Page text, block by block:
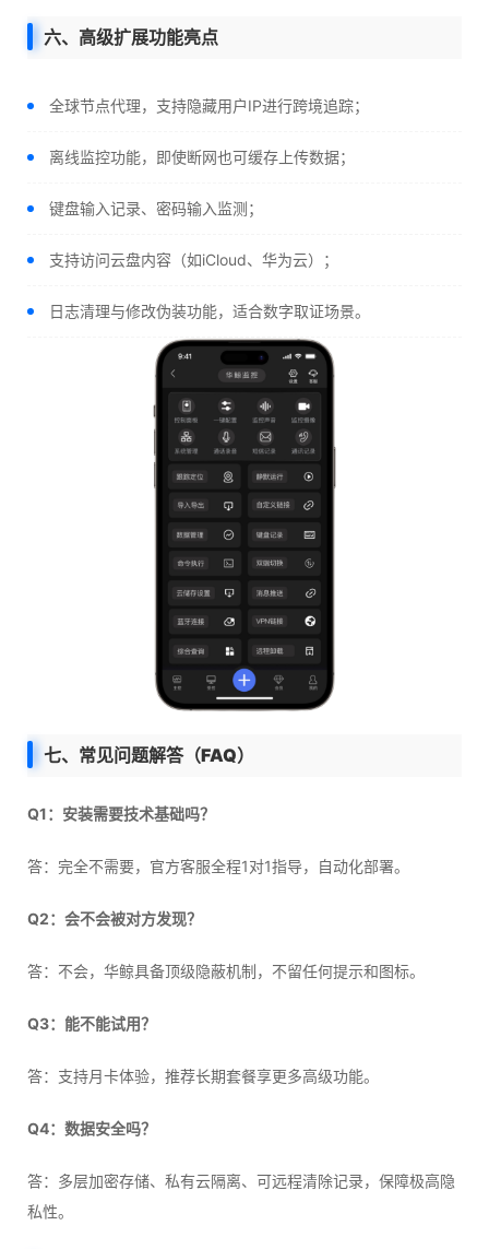
六、高级扩展功能亮点
全球节点代理，支持隐藏用户IP进行跨境追踪；
离线监控功能，即使断网也可缓存上传数据；
键盘输入记录、密码输入监测；
支持访问云盘内容（如iCloud、华为云）；
日志清理与修改伪装功能，适合数字取证场景。
七、常见问题解答（FAQ）
Q1：安装需要技术基础吗？
答：完全不需要，官方客服全程1对1指导，自动化部署。
Q2：会不会被对方发现？
答：不会，华鲸具备顶级隐蔽机制，不留任何提示和图标。
Q3：能不能试用？
答：支持月卡体验，推荐长期套餐享更多高级功能。
Q4：数据安全吗？
答：多层加密存储、私有云隔离、可远程清除记录，保障极高隐
私性。